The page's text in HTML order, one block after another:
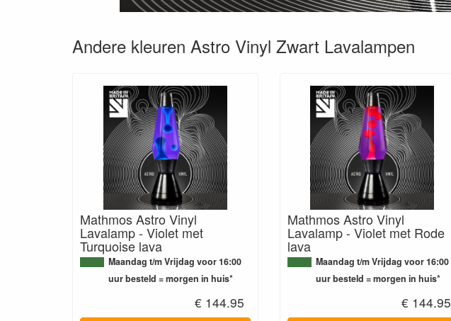
Andere kleuren Astro Vinyl Zwart Lavalampen
Mathmos Astro Vinyl
Lavalamp - Violet met
Turquoise lava
Maandag t/m Vrijdag voor 16:00
uur besteld = morgen in huis*
€ 144.95
Mathmos Astro Vinyl
Lavalamp - Violet met Rode
lava
Maandag t/m Vrijdag voor 16:00
uur besteld = morgen in huis*
€ 144.95